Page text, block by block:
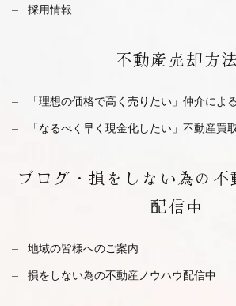
採用情報
不動産 売却方
「理想の価格で高く売りたい」仲介によ
「なるべく早く現金化したい」不動産買取
ブログ・ 損をしない為の不
配信中
地域の皆様へのご案内
損をしない為の不動産ノウハウ配信中